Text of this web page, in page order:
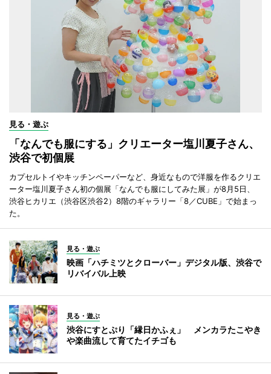
見る・遊ぶ
「なんでも服にする」クリエーター塩川夏子さん、
渋谷で初個展
カプセルトイやキッチンペーパーなど、身近なもので洋服を作るクリエ
ーター塩川夏子さん初の個展「なんでも服にしてみた展」が8月5日、
渋谷ヒカリエ（渋谷区渋谷2）8階のギャラリー「8／CUBE」で始まっ
た。
見る・遊ぶ
映画「ハチミツとクローバー」デジタル版、渋谷で
リバイバル上映
見る・遊ぶ
渋谷にすとぷり「縁日かふぇ」 メンカラたこやき
や楽曲流して育てたイチゴも